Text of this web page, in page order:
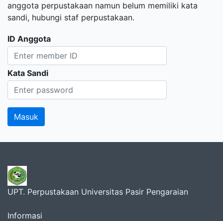
anggota perpustakaan namun belum memiliki kata
sandi, hubungi staf perpustakaan.
ID Anggota
Kata Sandi
UPT. Perpustakaan Universitas Pasir Pengaraian
Informasi